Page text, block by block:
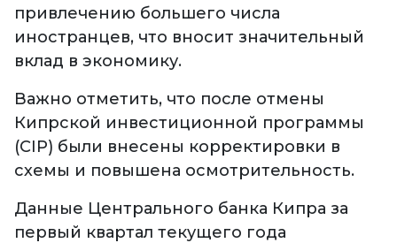
привлечению большего числа
иностранцев, что вносит значительный
вклад в экономику.
Важно отметить, что после отмены
Кипрской инвестиционной программы
(CIP) были внесены корректировки в
схемы и повышена осмотрительность.
Данные Центрального банка Кипра за
первый квартал текущего года